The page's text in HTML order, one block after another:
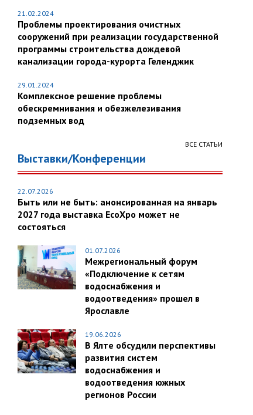
21.02.2024
Проблемы проектирования очистных
сооружений при реализации государственной
программы строительства дождевой
канализации города-курорта Геленджик
29.01.2024
Комплексное решение проблемы
обескремнивания и обезжелезивания
подземных вод
ВСЕ СТАТЬИ
Выставки/Конференции
22.07.2026
Быть или не быть: анонсированная на январь
2027 года выставка EcoXpo может не
состояться
01.07.2026
Межрегиональный форум
«Подключение к сетям
водоснабжения и
водоотведения» прошел в
Ярославле
19.06.2026
В Ялте обсудили перспективы
развития систем
водоснабжения и
водоотведения южных
регионов России